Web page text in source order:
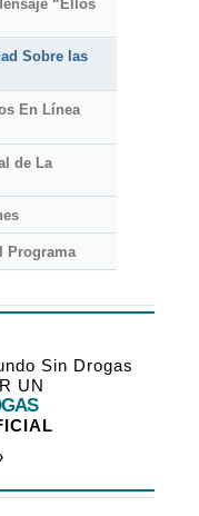
“Ellos
Sobre las
En Línea
de La
Programa
UN